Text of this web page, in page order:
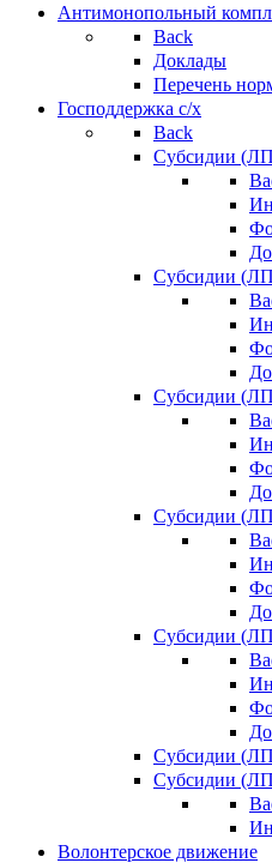
Антимонопольный
Back
Доклады
Перечень
Господдержка с/х
Back
Субсидии
Субсидии
Субсидии
Субсидии
Субсидии
Субсидии
Субсидии
Волонтерское движение